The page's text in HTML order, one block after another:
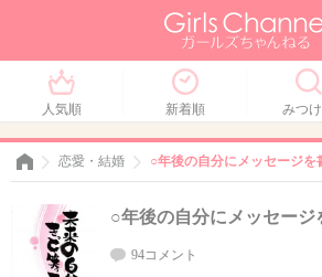
人気順 新着順 みつ
恋愛・結婚 ○年後の自分にメッセージを
○年後の自分にメッセージ
94コメント